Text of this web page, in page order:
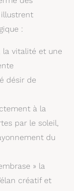
:
vitalité et une
désir de
à la
par le soleil,
du
» la
créatif et